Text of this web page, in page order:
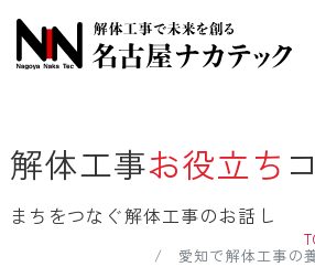
解体工事お役立ち
まちをつなぐ解体工事のお話し
愛知で解体工事の